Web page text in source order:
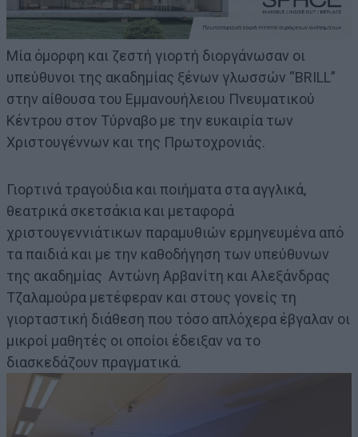
Μία όμορφη και ζεστή γιορτή διοργάνωσαν οι
υπεύθυνοι της ακαδημίας ξένων γλωσσών “BRILL”
στην αίθουσα του Εμμανουήλειου Πνευματικού
Κέντρου στον Τύρναβο με την ευκαιρία των
Χριστουγέννων και της Πρωτοχρονιάς.
Γιορτινά τραγούδια και ποιήματα στα αγγλικά,
θεατρικά σκετσάκια και μεταφορά
χριστουγεννιάτικων παραμυθιών ερμηνευμένα από
τα παιδιά και με την καθοδήγηση των υπεύθυνων
της ακαδημίας Αντώνη Αρβανίτη και Αλεξάνδρας
Τζαλαμούρα μετέφεραν και στους γονείς τη
γιορταστική διάθεση που τόσο απλόχερα έβγαλαν οι
μικροί μαθητές οι οποίοι έδειξαν να το
διασκεδάζουν πραγματικά.